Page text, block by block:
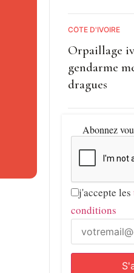
CÔTE D'IVOIRE
Orpaillage
gendarme
dragues
Abonnez
j'accepte les
conditions